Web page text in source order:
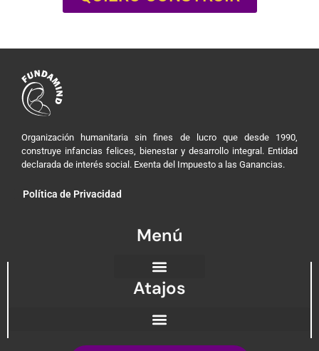
Organización humanitaria sin fines de lucro que desde 1990,
construye infancias felices, bienestar y desarrollo integral. Entidad
declarada de interés social. Exenta del Impuesto a las Ganancias.
Política de Privacidad
Menú
Atajos